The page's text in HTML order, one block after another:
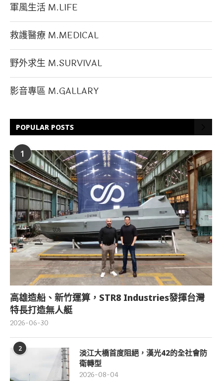
軍風生活 M.LIFE
救護醫療 M.MEDICAL
野外求生 M.SURVIVAL
影音專區 M.GALLARY
POPULAR POSTS
1
高雄造船、新竹運算，STR8 Industries發揮台灣
特長打造無人艇
2026-06-30
2
淡江大橋首度阻絕，漢光42的全社會防
衛轉型
2026-08-04